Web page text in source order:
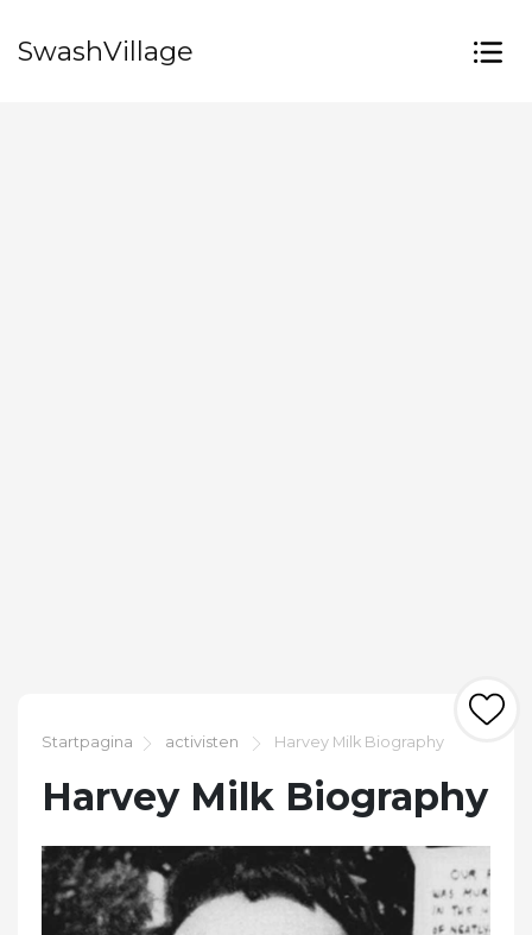
SwashVillage
Startpagina activisten Harvey Milk Biography
Harvey Milk Biography